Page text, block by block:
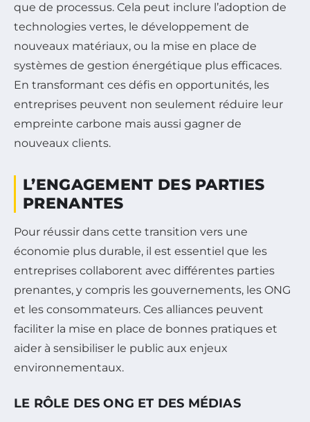
que de processus. Cela peut inclure l’adoption de
technologies vertes, le développement de
nouveaux matériaux, ou la mise en place de
systèmes de gestion énergétique plus efficaces.
En transformant ces défis en opportunités, les
entreprises peuvent non seulement réduire leur
empreinte carbone mais aussi gagner de
nouveaux clients.
L’ENGAGEMENT DES PARTIES
PRENANTES
Pour réussir dans cette transition vers une
économie plus durable, il est essentiel que les
entreprises collaborent avec différentes parties
prenantes, y compris les gouvernements, les ONG
et les consommateurs. Ces alliances peuvent
faciliter la mise en place de bonnes pratiques et
aider à sensibiliser le public aux enjeux
environnementaux.
LE RÔLE DES ONG ET DES MÉDIAS